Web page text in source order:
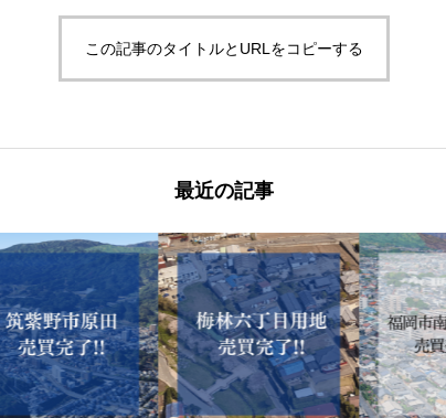
この記事のタイトルとURLをコピーする
最近の記事